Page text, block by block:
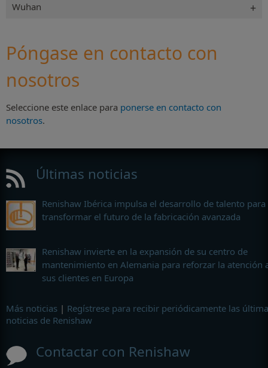
Wuhan
Póngase en contacto con
nosotros
Seleccione este enlace para ponerse en contacto con
nosotros.
Últimas noticias
Renishaw Ibérica impulsa el desarrollo de talento para
transformar el futuro de la fabricación avanzada
Renishaw invierte en la expansión de su centro de
mantenimiento en Alemania para reforzar la atención
sus clientes en Europa
Más noticias | Regístrese para recibir periódicamente las
noticias de Renishaw
Contactar con Renishaw